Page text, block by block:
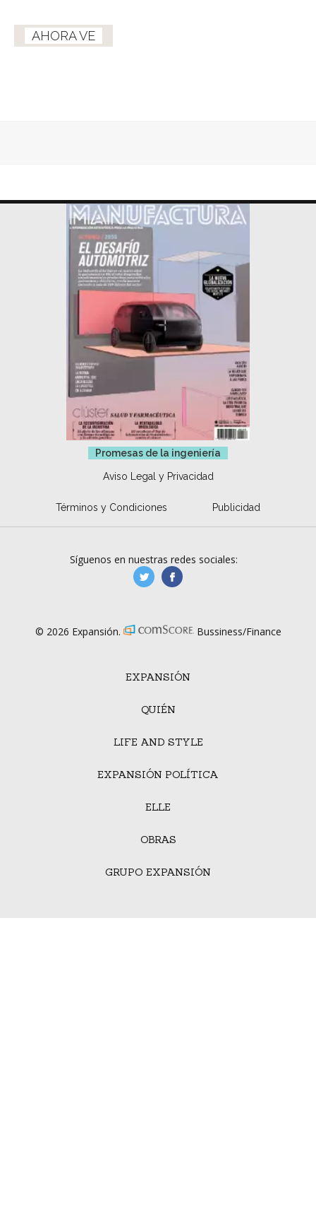
AHORA VE
Promesas de la ingeniería
Aviso Legal y Privacidad
Términos y Condiciones Publicidad
EXPANSIÓN
QUIÉN
LIFE AND STYLE
EXPANSIÓN POLÍTICA
ELLE
OBRAS
GRUPO EXPANSIÓN
Síguenos en nuestras redes sociales:
manufacturaGE
© 2026 Expansión. Bussiness/Finance